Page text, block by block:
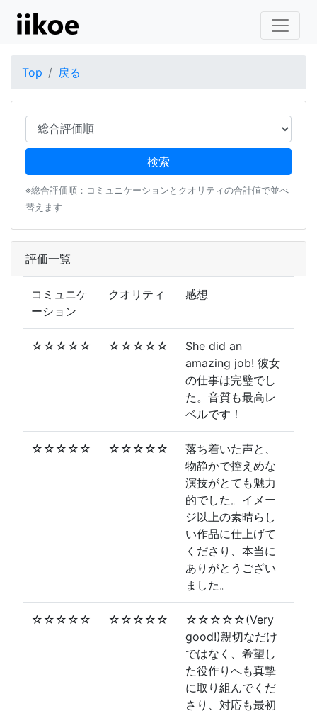
Top 戻る
※総合評価順：コミュニケーションとクオリティの合計値で並べ
替えます
評価一覧
コミュニケ
ーション
クオリティ 感想
☆☆☆☆☆ ☆☆☆☆☆
She did an
amazing job! 彼女
の仕事は完璧でし
た。音質も最高レ
ベルです！
☆☆☆☆☆ ☆☆☆☆☆
落ち着いた声と、
物静かで控えめな
演技がとても魅力
的でした。イメー
ジ以上の素晴らし
い作品に仕上げて
くださり、本当に
ありがとうござい
ました。
☆☆☆☆☆ ☆☆☆☆☆
☆☆☆☆☆(Very
good!)親切なだけ
ではなく、希望し
た役作りへも真摯
に取り組んでくだ
さり、対応も最初